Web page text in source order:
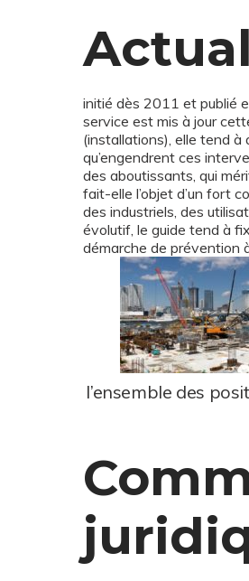
initié dès 2011 et publié
service est mis à jour
(installations), elle tend à
qu’engendrent ces
des aboutissants, qui
fait-elle l’objet d’un fort
des industriels, des
évolutif, le guide tend à
démarche de prévention
l’ensemble des